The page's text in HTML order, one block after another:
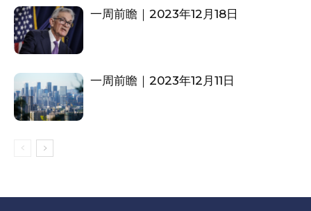
一周前瞻｜2023年12月18日
一周前瞻｜2023年12月11日